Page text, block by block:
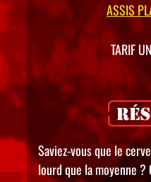
ASSIS
TARIF
Saviez-vous que le
lourd que la moyenne